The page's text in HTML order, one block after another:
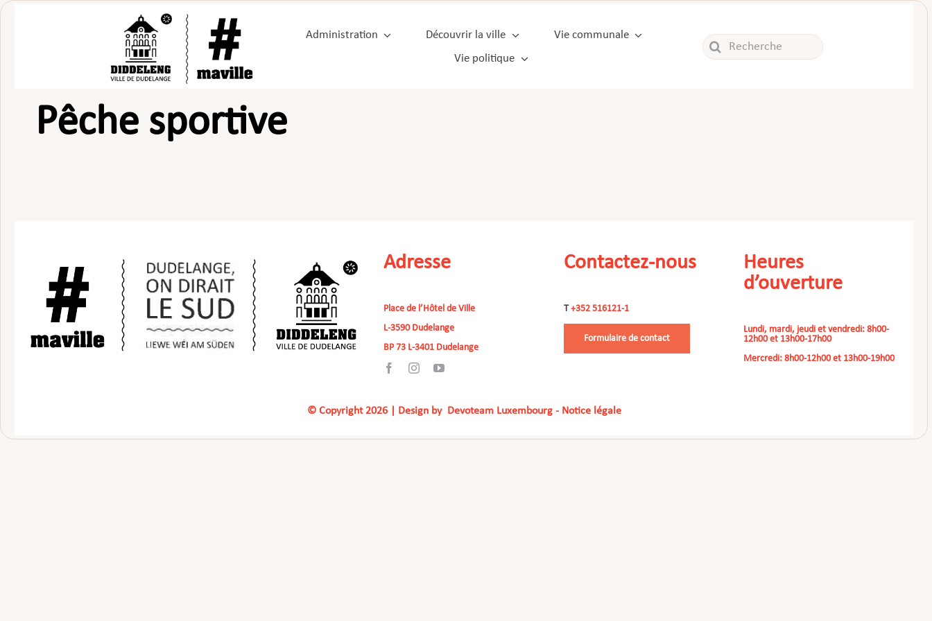
Administration Découvrir la ville
Vie communale
Vie politique
Rechercher:
Pêche sportive
Adresse
Place de l’Hôtel de Ville
L-3590 Dudelange
BP 73 L-3401 Dudelange
Contactez-nous
T+352 516121-1
Formulaire de contact
Heures
d’ouverture
Lundi, mardi, jeudi et vendredi: 8h00-
12h00 et 13h00-17h00
Mercredi: 8h00-12h00 et 13h00-19h00
© Copyright 2026 | Design by Devoteam Luxembourg- Notice légale